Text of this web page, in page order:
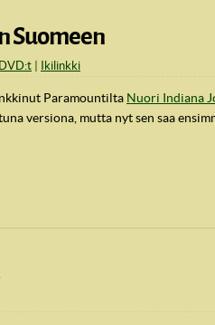
Suomeen
Ikilinkki
Paramountilta Nuori Indiana
versiona, mutta nyt sen saa